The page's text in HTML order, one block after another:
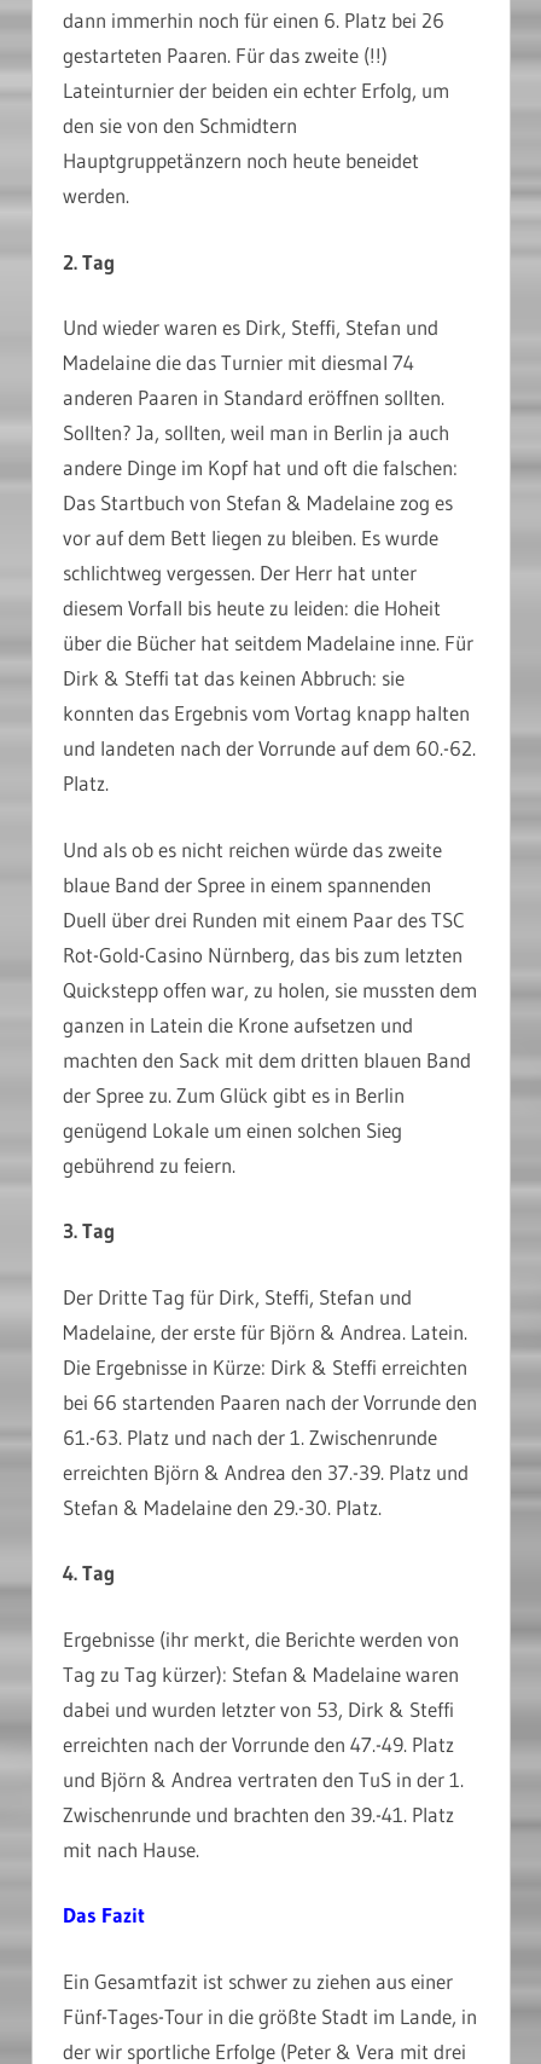
dann immerhin noch für einen 6. Platz bei 26
gestarteten Paaren. Für das zweite (!!)
Lateinturnier der beiden ein echter Erfolg, um
den sie von den Schmidtern
Hauptgruppetänzern noch heute beneidet
werden.
2. Tag
Und wieder waren es Dirk, Steffi, Stefan und
Madelaine die das Turnier mit diesmal 74
anderen Paaren in Standard eröffnen sollten.
Sollten? Ja, sollten, weil man in Berlin ja auch
andere Dinge im Kopf hat und oft die falschen:
Das Startbuch von Stefan & Madelaine zog es
vor auf dem Bett liegen zu bleiben. Es wurde
schlichtweg vergessen. Der Herr hat unter
diesem Vorfall bis heute zu leiden: die Hoheit
über die Bücher hat seitdem Madelaine inne. Für
Dirk & Steffi tat das keinen Abbruch: sie
konnten das Ergebnis vom Vortag knapp halten
und landeten nach der Vorrunde auf dem 60.-62.
Platz.
Und als ob es nicht reichen würde das zweite
blaue Band der Spree in einem spannenden
Duell über drei Runden mit einem Paar des TSC
Rot-Gold-Casino Nürnberg, das bis zum letzten
Quickstepp offen war, zu holen, sie mussten dem
ganzen in Latein die Krone aufsetzen und
machten den Sack mit dem dritten blauen Band
der Spree zu. Zum Glück gibt es in Berlin
genügend Lokale um einen solchen Sieg
gebührend zu feiern.
3. Tag
Der Dritte Tag für Dirk, Steffi, Stefan und
Madelaine, der erste für Björn & Andrea. Latein.
Die Ergebnisse in Kürze: Dirk & Steffi erreichten
bei 66 startenden Paaren nach der Vorrunde den
61.-63. Platz und nach der 1. Zwischenrunde
erreichten Björn & Andrea den 37.-39. Platz und
Stefan & Madelaine den 29.-30. Platz.
4. Tag
Ergebnisse (ihr merkt, die Berichte werden von
Tag zu Tag kürzer): Stefan & Madelaine waren
dabei und wurden letzter von 53, Dirk & Steffi
erreichten nach der Vorrunde den 47.-49. Platz
und Björn & Andrea vertraten den TuS in der 1.
Zwischenrunde und brachten den 39.-41. Platz
mit nach Hause.
Das Fazit
Ein Gesamtfazit ist schwer zu ziehen aus einer
Fünf-Tages-Tour in die größte Stadt im Lande, in
der wir sportliche Erfolge (Peter & Vera mit drei